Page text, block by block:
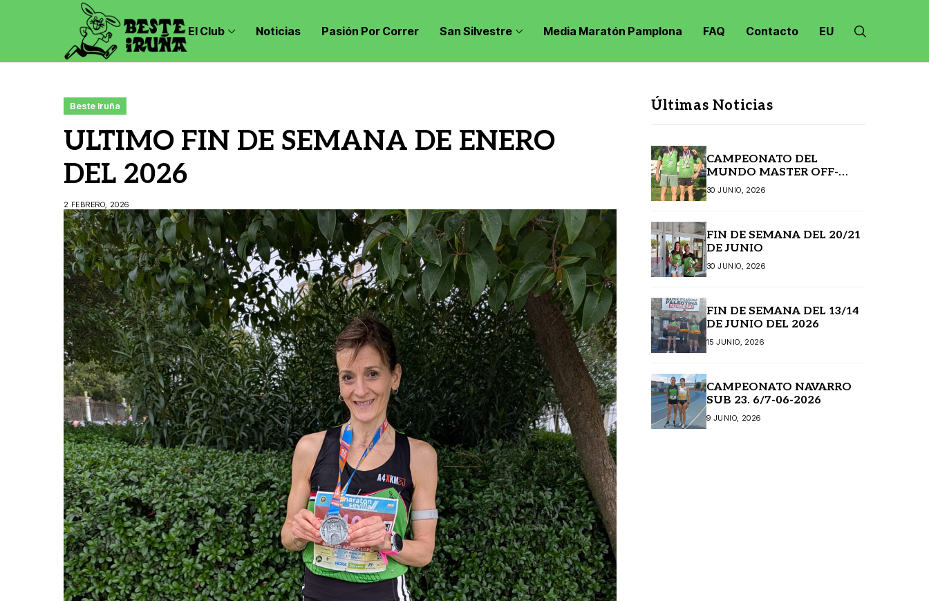
El Club Noticias Pasión Por Correr San Silvestre Media Maratón Pamplona FAQ Contacto EU
Beste Iruña
ULTIMO FIN DE SEMANA DE ENERO
DEL 2026
2 FEBRERO, 2026
Últimas Noticias
CAMPEONATO DEL
MUNDO MASTER OFF-
ROAD JANSKE LAZNE
(REPÚBLICA CHECA)
30 JUNIO, 2026
FIN DE SEMANA DEL 20/21
DE JUNIO
30 JUNIO, 2026
FIN DE SEMANA DEL 13/14
DE JUNIO DEL 2026
15 JUNIO, 2026
CAMPEONATO NAVARRO
SUB 23. 6/7-06-2026
9 JUNIO, 2026